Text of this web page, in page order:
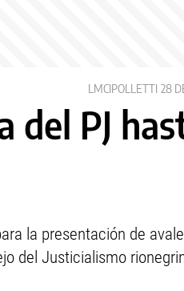
LMCIPOLLETTI 28
del PJ
la presentación de
del Justicialismo